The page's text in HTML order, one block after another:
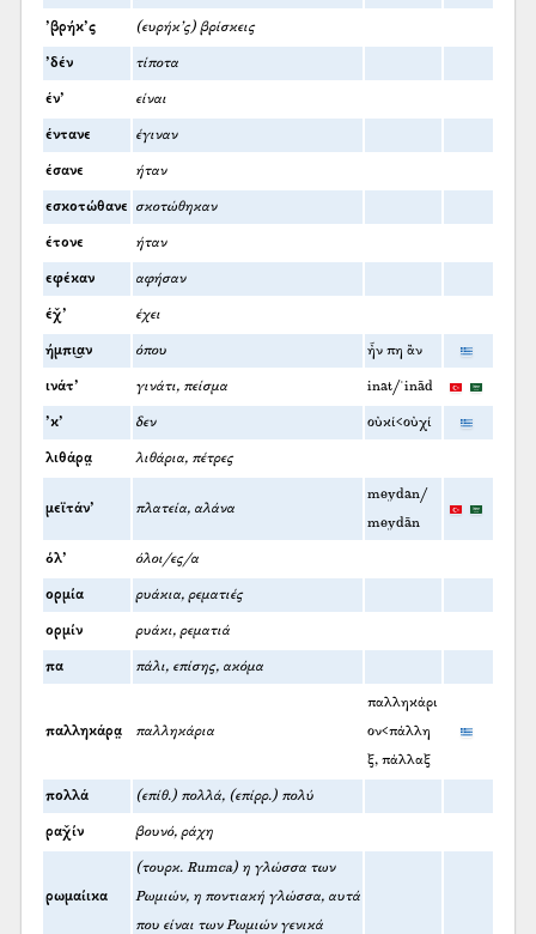
’βρήκ’ς (ευρήκ’ς) βρίσκεις
’δέν τίποτα
έν’ είναι
έντανε έγιναν
έσανε ήταν
εσκοτώθανε σκοτώθηκαν
έτονε ήταν
εφέκαν αφήσαν
έχ̌’ έχει
ήμπι͜αν όπου ἦν πη ἂν
ινάτ’ γινάτι, πείσμα inat/ʿinād
’κ’ δεν οὐκί<οὐχί
λιθάρα̤ λιθάρια, πέτρες
μεϊτάν’ πλατεία, αλάνα
meydan/
meydān
όλ’ όλοι/ες/α
ορμία ρυάκια, ρεματιές
ορμίν ρυάκι, ρεματιά
πα πάλι, επίσης, ακόμα
παλληκάρα̤ παλληκάρια
παλληκάρι
ον<πάλλη
ξ, πάλλαξ
πολλά (επίθ.) πολλά, (επίρρ.) πολύ
ραχ̌ίν βουνό, ράχη
ρωμαίικα
(τουρκ. Rumca) η γλώσσα των
Ρωμιών, η ποντιακή γλώσσα, αυτά
που είναι των Ρωμιών γενικά